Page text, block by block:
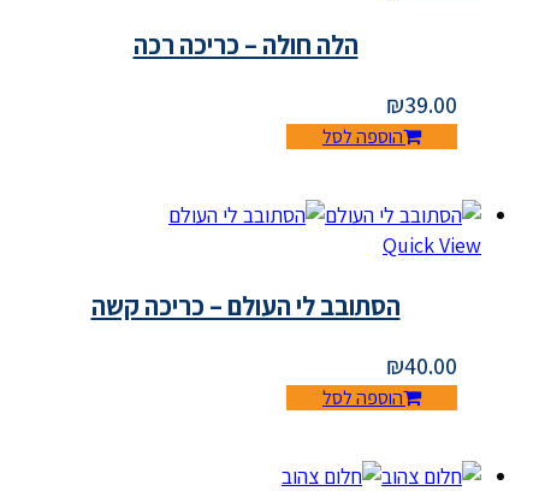
הלה חולה – כריכה רכה
₪39.00
הוספה לסל
Quick View
הסתובב לי העולם – כריכה קשה
₪40.00
הוספה לסל